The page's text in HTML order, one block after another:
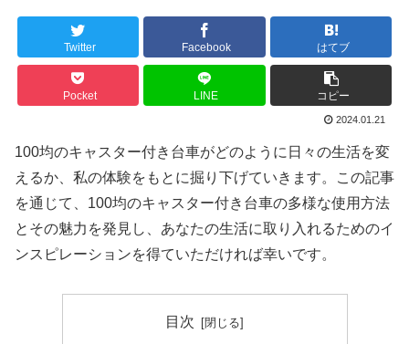
Twitter Facebook はてブ
Pocket LINE コピー
2024.01.21
100均のキャスター付き台車がどのように日々の生活を変
えるか、私の体験をもとに掘り下げていきます。この記事
を通じて、100均のキャスター付き台車の多様な使用方法
とその魅力を発見し、あなたの生活に取り入れるためのイ
ンスピレーションを得ていただければ幸いです。
目次